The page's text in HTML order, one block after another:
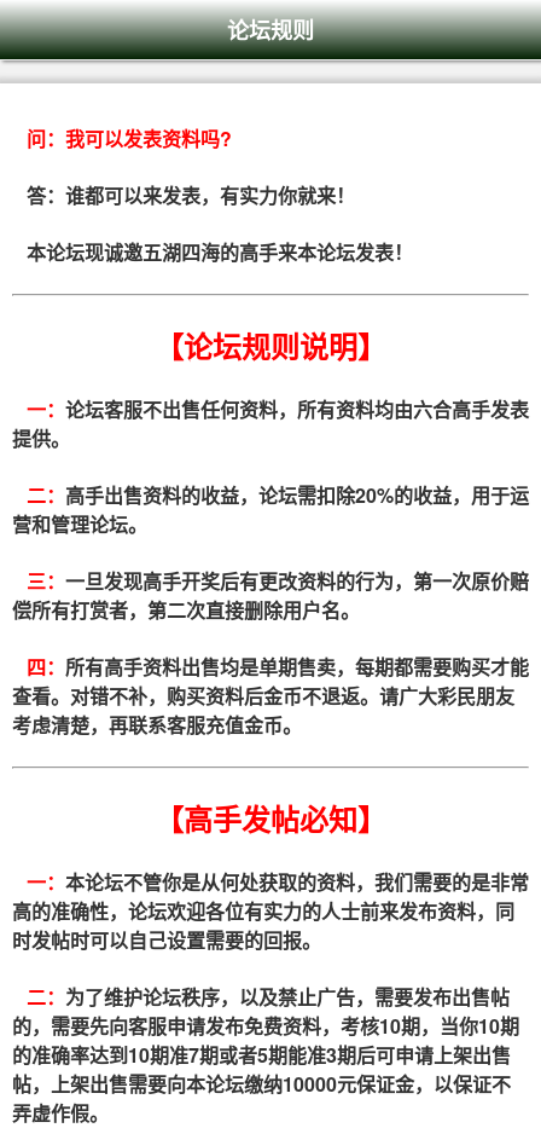
论坛规则
问： 我可以发表资料吗?
答：谁都可以来发表，有实力你就来！
本论坛现诚邀五湖四海的高手来本论坛发表！
【论坛规则说明】
一： 论坛客服不出售任何资料，所有资料均由六合高手发表
提供。
二： 高手出售资料的收益，论坛需扣除20%的收益，用于运
营和管理论坛。
三： 一旦发现高手开奖后有更改资料的行为，第一次原价赔
偿所有打赏者，第二次直接删除用户名。
四： 所有高手资料出售均是单期售卖，每期都需要购买才能
查看。对错不补，购买资料后金币不退返。请广大彩民朋友
考虑清楚，再联系客服充值金币。
【高手发帖必知】
一： 本论坛不管你是从何处获取的资料，我们需要的是非常
高的准确性，论坛欢迎各位有实力的人士前来发布资料，同
时发帖时可以自己设置需要的回报。
二： 为了维护论坛秩序，以及禁止广告，需要发布出售帖
的，需要先向客服申请发布免费资料，考核10期，当你10期
的准确率达到10期准7期或者5期能准3期后可申请上架出售
帖，上架出售需要向本论坛缴纳10000元保证金，以保证不
弄虚作假。